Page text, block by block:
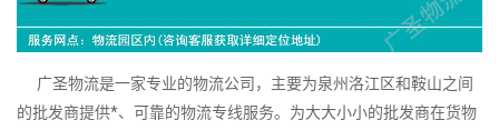
广圣物流是一家专业的物流公司，主要为泉州洛江区和鞍山之间
的批发商提供*、可靠的物流专线服务。为大大小小的批发商在货物